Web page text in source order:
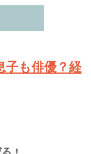
子も俳優？経